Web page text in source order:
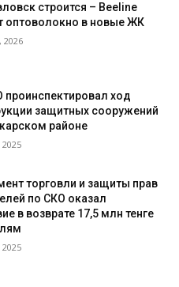
строится – Beeline
оптоволокно в новые ЖК
2026
ход
защитных сооружений
районе
торговли и защиты прав
по СКО оказал
в возврате 17,5 млн тенге